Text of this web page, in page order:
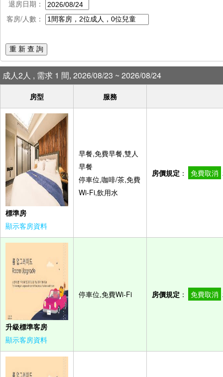
退房日期：
客房/人數：
重 新 查 詢
成人2人 , 需求 1 間, 2026/08/23 ~ 2026/08/24
房型 服務
標準房
顯示客房資料
早餐,免費早餐,雙人
早餐
停車位,咖啡/茶,免費
Wi-Fi,飲用水
房價規定 ： 免費取消
升級標準客房
顯示客房資料
停車位,免費Wi-Fi 房價規定 ： 免費取消